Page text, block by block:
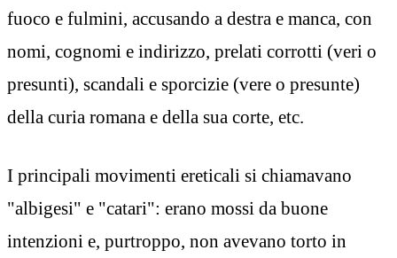
fuoco e fulmini, accusando a destra e manca, con
nomi, cognomi e indirizzo, prelati corrotti (veri o
presunti), scandali e sporcizie (vere o presunte)
della curia romana e della sua corte, etc.
I principali movimenti ereticali si chiamavano
"albigesi" e "catari": erano mossi da buone
intenzioni e, purtroppo, non avevano torto in